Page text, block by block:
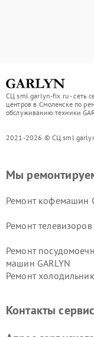
СЦ sml.garlyn-fix.ru - сеть
центров в Смоленске по
обслуживанию техники
2021-2026 © СЦ
Мы
Ремонт кофемашин
Ремонт телевизоров
Ремонт
машин GARLYN
Ремонт
стеклоочистителей
Контакты